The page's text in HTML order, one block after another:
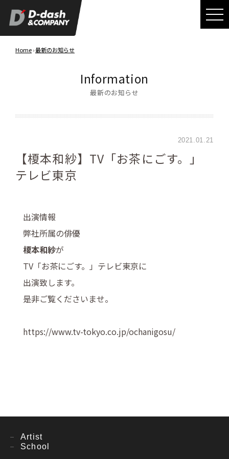
Home›最新のお知らせ
Information
最新のお知らせ
2021.01.21
【榎本和紗】TV「お茶にごす。」
テレビ東京
出演情報
弊社所属の俳優
榎本和紗が
TV「お茶にごす。」テレビ東京に
出演致します。
是非ご覧くださいませ。
https://www.tv-tokyo.co.jp/ochanigosu/
Artist
School